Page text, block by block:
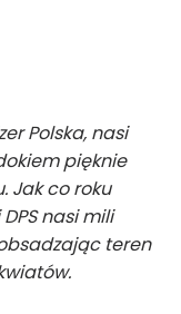
Polska, nasi
pięknie
Jak co roku
nasi mili
teren